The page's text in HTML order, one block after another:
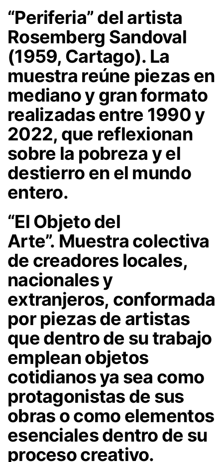
“Periferia”del artista
Rosemberg Sandoval
(1959, Cartago). La
muestra reúne piezas en
mediano y gran formato
realizadas entre 1990 y
2022, que reflexionan
sobre la pobreza y el
destierro en el mundo
entero.
“El Objeto del
Arte”. Muestra colectiva
de creadores locales,
nacionales y
extranjeros, conformada
por piezas de artistas
que dentro de su trabajo
emplean objetos
cotidianos ya sea como
protagonistas de sus
obras o como elementos
esenciales dentro de su
proceso creativo.